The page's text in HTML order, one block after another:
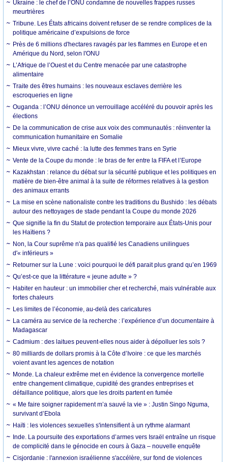
Ukraine : le chef de l’ONU condamne de nouvelles frappes russes
meurtrières
Tribune. Les États africains doivent refuser de se rendre complices de la
politique américaine d’expulsions de force
Près de 6 millions d'hectares ravagés par les flammes en Europe et en
Amérique du Nord, selon l'ONU
L’Afrique de l’Ouest et du Centre menacée par une catastrophe
alimentaire
Traite des êtres humains : les nouveaux esclaves derrière les
escroqueries en ligne
Ouganda : l’ONU dénonce un verrouillage accéléré du pouvoir après les
élections
De la communication de crise aux voix des communautés : réinventer la
communication humanitaire en Somalie
Mieux vivre, vivre caché : la lutte des femmes trans en Syrie
Vente de la Coupe du monde : le bras de fer entre la FIFA et l’Europe
Kazakhstan : relance du débat sur la sécurité publique et les politiques en
matière de bien-être animal à la suite de réformes relatives à la gestion
des animaux errants
La mise en scène nationaliste contre les traditions du Bushido : les débats
autour des nettoyages de stade pendant la Coupe du monde 2026
Que signifie la fin du Statut de protection temporaire aux États-Unis pour
les Haïtiens ?
Non, la Cour suprême n'a pas qualifié les Canadiens unilingues
d'« inférieurs »
Retourner sur la Lune : voici pourquoi le défi parait plus grand qu’en 1969
Qu’est-ce que la littérature « jeune adulte » ?
Habiter en hauteur : un immobilier cher et recherché, mais vulnérable aux
fortes chaleurs
Les limites de l’économie, au-delà des caricatures
La caméra au service de la recherche : l’expérience d’un documentaire à
Madagascar
Cadmium : des laitues peuvent-elles nous aider à dépolluer les sols ?
80 milliards de dollars promis à la Côte d’Ivoire : ce que les marchés
voient avant les agences de notation
Monde. La chaleur extrême met en évidence la convergence mortelle
entre changement climatique, cupidité des grandes entreprises et
défaillance politique, alors que les droits partent en fumée
« Me faire soigner rapidement m’a sauvé la vie » : Justin Singo Nguma,
survivant d’Ebola
Haïti : les violences sexuelles s'intensifient à un rythme alarmant
Inde. La poursuite des exportations d’armes vers Israël entraîne un risque
de complicité dans le génocide en cours à Gaza – nouvelle enquête
Cisjordanie : l'annexion israélienne s'accélère, sur fond de violences